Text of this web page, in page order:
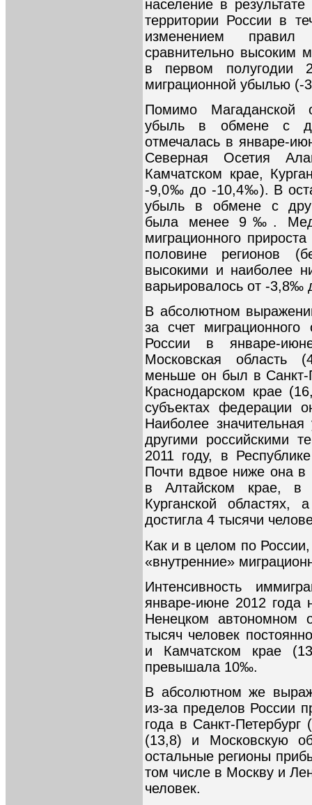
население в
территории России в
изменением правил
сравнительно высоким
в первом полугодии
миграционной убылью
Помимо Магаданской
убыль в обмене с
отмечалась в январе-
Северная Осетия
Камчатском крае,
-9,0‰ до -10,4‰). В
убыль в обмене с
была менее 9‰.
миграционного
половине регионов
высокими и наиболее
варьировалось от -
В абсолютном
за счет
России в январе-
Московская область
меньше он был в Санкт-
Краснодарском крае
субъектах федерации
Наиболее
другими российскими
2011 году, в
Почти вдвое ниже она в
в Алтайском крае, в
Курганской
достигла 4 тысячи
Как и в целом по
«внутренние»
Интенсивность
январе-июне 2012
Ненецком автономном
тысяч человек
и Камчатском крае
превышала 10‰.
В абсолютном же
из-за пределов России
года в Санкт-
(13,8) и Московскую
остальные регионы
том числе в Москву и
человек.